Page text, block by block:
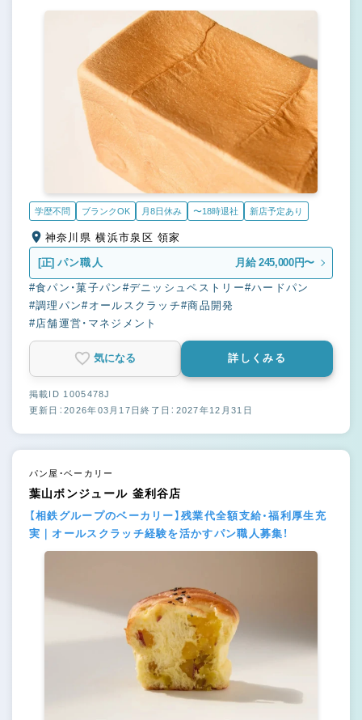
学歴不問 ブランクOK 月8日休み 〜18時退社 新店予定あり
神奈川県 横浜市泉区 領家
[正] パン職人 月給 245,000円〜
#食パン・菓子パン #デニッシュペストリー#ハードパン
#調理パン#オールスクラッチ#商品開発
#店舗運営・マネジメント
気になる 詳しくみる
掲載ID 1005478J
更新日：2026年03月17日終了日：2027年12月31日
パン屋・ベーカリー
葉山ボンジュール 釜利谷店
【相鉄グループのベーカリー】残業代全額支給・福利厚生充
実｜オールスクラッチ経験を活かすパン職人募集！